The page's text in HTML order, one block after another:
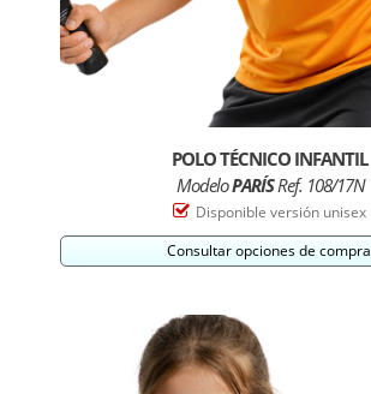
POLO TÉCNICO INFANTIL
ModeloPARÍSRef. 108/17N
Disponible versión unisex
Consultar opciones de compra